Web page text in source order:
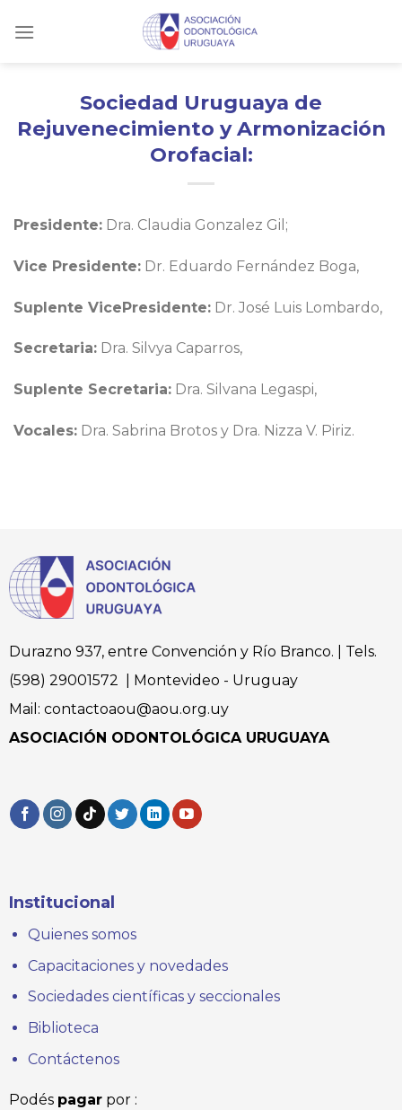
Sociedad Uruguaya de
Rejuvenecimiento y Armonización
Orofacial:
Presidente: Dra. Claudia Gonzalez Gil;
Vice Presidente: Dr. Eduardo Fernández Boga,
Suplente VicePresidente: Dr. José Luis Lombardo,
Secretaria: Dra. Silvya Caparros,
Suplente Secretaria: Dra. Silvana Legaspi,
Vocales: Dra. Sabrina Brotos y Dra. Nizza V. Piriz.
Durazno 937, entre Convención y Río Branco. | Tels.
(598) 29001572 | Montevideo - Uruguay
Mail: contactoaou@aou.org.uy
ASOCIACIÓN ODONTOLÓGICA URUGUAYA
Institucional
Quienes somos
Capacitaciones y novedades
Sociedades científicas y seccionales
Biblioteca
Contáctenos
Podés pagarpor :